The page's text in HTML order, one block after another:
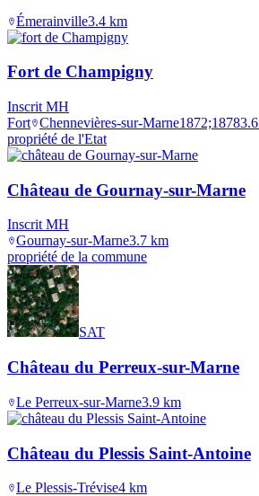
Émerainville3.4 km
Fort de Champigny
Inscrit MH
Fort Chennevières-sur-Marne1872;18783.6
propriété de l'Etat
Château de Gournay-sur-Marne
Inscrit MH
Gournay-sur-Marne3.7 km
propriété de la commune
SAT
Château du Perreux-sur-Marne
Le Perreux-sur-Marne3.9 km
Château du Plessis Saint-Antoine
Le Plessis-Trévise4 km